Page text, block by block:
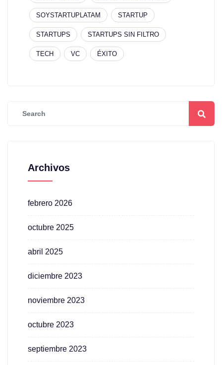
SOYSTARTUPLATAM STARTUP
STARTUPS STARTUPS SIN FILTRO
TECH VC ÉXITO
Archivos
febrero 2026
octubre 2025
abril 2025
diciembre 2023
noviembre 2023
octubre 2023
septiembre 2023